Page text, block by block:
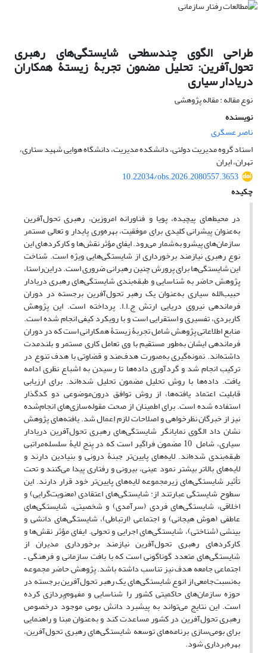
طراحی الگوی چندسطحی شایستگی‌های رهبری
تحول‌آفرین: تحلیل مضمون تجربۀ زیستۀ همکاران
دریادار سیاری
نوع مقاله : مقاله پژوهشی
نویسنده
ناصر عسگری
استاد گروه مدیریت دولتی، دانشکده مدیریت، دانشگاه هوایی شهید ستاری،
تهران، ایران
10.22034/obs.2026.2080557.3653
چکیده
در محیط‌های پیچیده، پویا و فناورانه امروزین، رهبری تحول‌آفرین
به‌عنوان پیشرانی کلیدی برای موفقیت، بهره‌وری پایدار و تعالی مستمر
سازمان‌های پیشرو به‌شمار می‌رود. ایفای مؤثر نقش‌ها و کارکردهای این
نوع رهبری نیازمند برخورداری از شایستگی‌هایی ویژه است. شناخت
این شایستگی‌ها برای پرورش چنین رهبرانی ضروری است. دراین‌راستا،
پژوهش حاضر به شناسایی و طبقه‌بندی شایستگی‌های رهبری دریادار
حبیب‌الله سیاری به‌عنوان یک رهبر تحول‌آفرین برجسته در دوران
فرماندهی نیروی دریایی ارتش ج.ا.ا. پرداخته است. این پژوهش
کاربردی، تفسیری و استقرایی است و با رویکرد کیفی انجام شده است.
منابع اطلاعاتی پژوهش شامل تجربۀ زیستۀ همکارانی است که در دوران
فرماندهی ایشان به‌طور مستقیم با وی تعامل کاری مستمر و بلندمدت
داشته‌اند. نمونه‌گیری به‌صورت هدف‌مند و قضاوتی با هدف تنوع در
ترکیب انجام شد و گردآوری داده‌ها تا رسیدن به اشباع نظری ادامه
یافت. داده‌ها با روش تحلیل مضمون تحلیل شده‌اند. برای ارزیابی
قابلیت اعتماد یافته‌ها، از روش توافق درون‌موضوعی دو کدگذار
استفاده شده است. برای اطمینان از صحت مقوله‌سازی‌های انجام‌شده
نیز از خبرگان نظرخواهی و اصلاحات لازم اِعمال شد.یافته‌های پژوهش
نشان داد الگوی نمایانگر شایستگی‌های رهبری تحول‌آفرین دریادار
سیاری، شامل 10 مضمون فراگیر است که در پنج لایۀ سلسله‌مراتبی
طبقه‌بندی شده‌اند. لایه‌های پایین‌تر جبنۀ درونی و بنیادین دارند و
لایه‌های بالاتر بیشتر نمود عینی، بیرونی و رفتاری پیدا می‌کنند و تحت
تأثیر شایستگی‌های زیرمجموعه لایه‌های پایین‌تر خود قرار دارند. این
سطوح شایستگی عبارتند از: شایستگی‌های اعتقادی (معنویت‌گرایی) و
اخلاقی، شایستگی‌های فردی (سرآمدی) و شخصیتی، شایستگی‌های
عاطفی (هوش هیجانی) و اجتماعی (ارتباطی)، شایستگی‌های دانشی و
بینشی (شناختی)، شایستگی‌های اجرایی و تحولی. ایفای مؤثر نقش‌ها و
کارکردهای رهبری تحول‌آفرین نیازمند برخورداری مدیران از
شایستگی‌های متعدد گوناگونی است که با بافت سازمانی و فرهنگی ـ
اجتماعی جامعه هدف نیز تناسب داشته باشد. پژوهش حاضر مجموعه
به‌نسبت‌جامعی از انوع شایستگی‌های یک رهبر تحول‌آفرین برجسته در
حوزه سازمان‌های حاکمیتی کشور را شناسایی و مفهوم‌پردازی کرده
است. این نتایج می‌تواند به پیشبرد دانش بومی موجود درخصوص
رهبری تحول‌آفرین در کشور مساعدت کند و به‌عنوان مبنا و راهنمایی
برای بومی‌سازی برنامه‌های توسعه شایستگی‌های رهبری تحول‌آفرین،
بهره‌برداری شود.